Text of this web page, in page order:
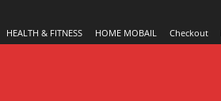
HEALTH & FITNESS HOME MOBAIL Checkout